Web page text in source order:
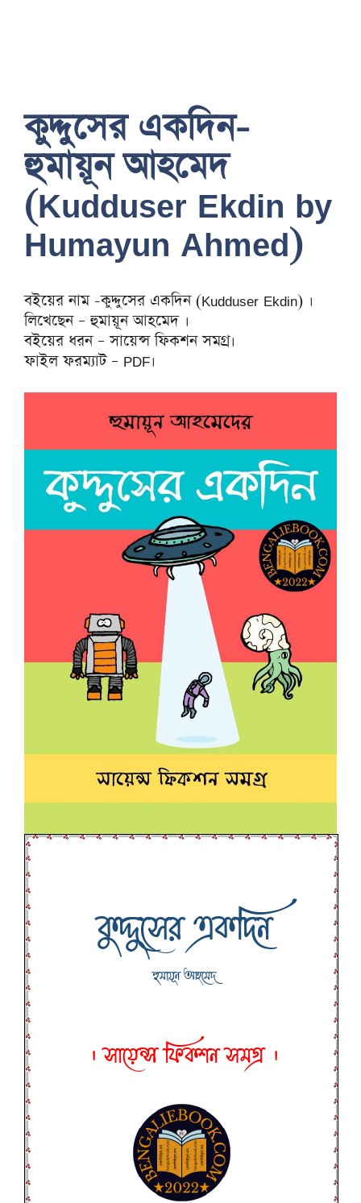
কুদ্দুসের একদিন-
হুমায়ূন আহমেদ
(Kudduser Ekdin by
Humayun Ahmed)
বইয়ের নাম -কুদ্দুসের একদিন (Kudduser Ekdin) ।
লিখেছেন – হুমায়ূন আহমেদ ।
বইয়ের ধরন – সায়েন্স ফিকশন সমগ্র।
ফাইল ফরম্যাট – PDF।